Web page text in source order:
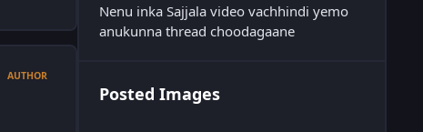
AUTHOR
Nenu inka Sajjala video vachhindi yemo
anukunna thread choodagaane
Posted Images